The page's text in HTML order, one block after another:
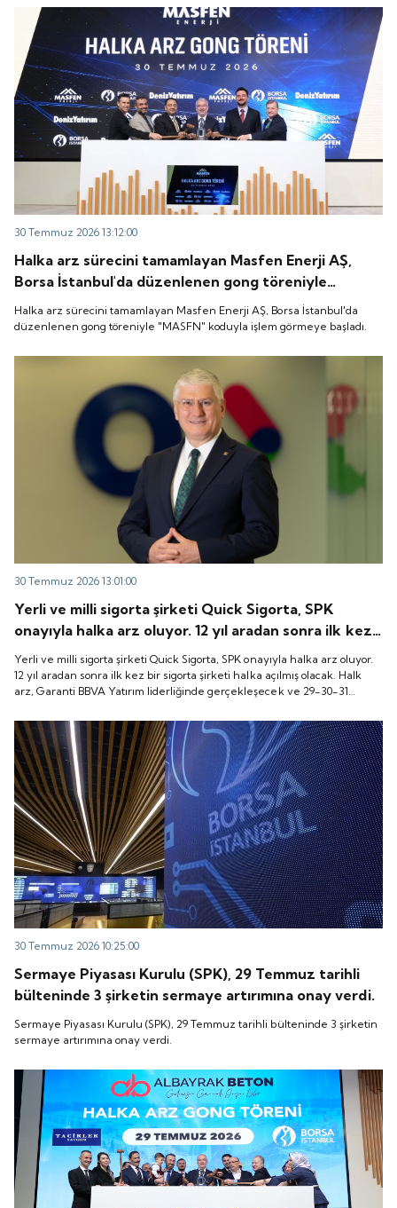
30 Temmuz 2026 13:12:00
Halka arz sürecini tamamlayan Masfen Enerji AŞ,
Borsa İstanbul'da düzenlenen gong töreniyle
"MASFN" koduyla işlem görmeye başladı.
Halka arz sürecini tamamlayan Masfen Enerji AŞ, Borsa İstanbul'da
düzenlenen gong töreniyle "MASFN" koduyla işlem görmeye başladı.
30 Temmuz 2026 13:01:00
Yerli ve milli sigorta şirketi Quick Sigorta, SPK
onayıyla halka arz oluyor. 12 yıl aradan sonra ilk kez
bir sigorta şirketi halka açılmış olacak. Halk arz,
Garanti BBVA Yatırım liderliğinde gerçekleşecek ve
29-30-31 Temmuz 2026 tarihlerinde talep
ile Quick Sigorta işlem görmeye başlayacak.
Yerli ve milli sigorta şirketi Quick Sigorta, SPK onayıyla halka arz oluyor.
12 yıl aradan sonra ilk kez bir sigorta şirketi halka açılmış olacak. Halk
arz, Garanti BBVA Yatırım liderliğinde gerçekleşecek ve 29-30-31
“Gong Töreni” ile Quick Sigorta işlem görmeye başlayacak.
30 Temmuz 2026 10:25:00
Sermaye Piyasası Kurulu (SPK), 29 Temmuz tarihli
bülteninde 3 şirketin sermaye artırımına onay verdi.
Sermaye Piyasası Kurulu (SPK), 29 Temmuz tarihli bülteninde 3 şirketin
sermaye artırımına onay verdi.